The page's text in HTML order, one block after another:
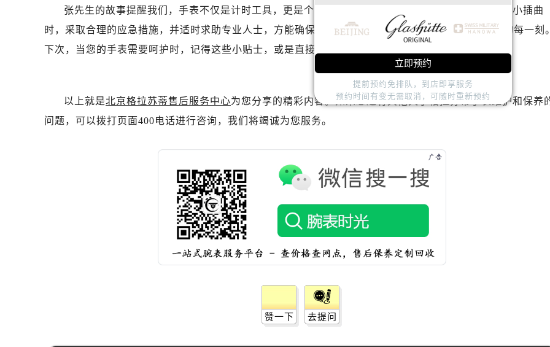
张先生的故事提醒我们，手表不仅是计时工具，更是个人品味与身份的象征。当遭遇表带断裂这类小插曲
时，采取合理的应急措施，并适时求助专业人士，方能确保这份精致不受损，继续优雅地记录下生活的每一刻。
下次，当您的手表需要呵护时，记得这些小贴士，或是直接寻找一位值得信赖的手表维修专家吧！
以上就是北京格拉苏蒂售后服务中心为您分享的精彩内容。如果您还有其他关于格拉苏蒂手表维护和保养
问题，可以拨打页面400电话进行咨询，我们将竭诚为您服务。
赞一下 去提问
立即预约
提前预约免排队，到店即享服务
预约时间有变无需取消，可随时重新预约